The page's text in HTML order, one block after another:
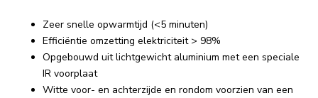
Zeer snelle opwarmtijd (<5 minuten)
Efficiëntie omzetting elektriciteit > 98%
Opgebouwd uit lichtgewicht aluminium met een speciale
IR voorplaat
Witte voor- en achterzijde en rondom voorzien van een